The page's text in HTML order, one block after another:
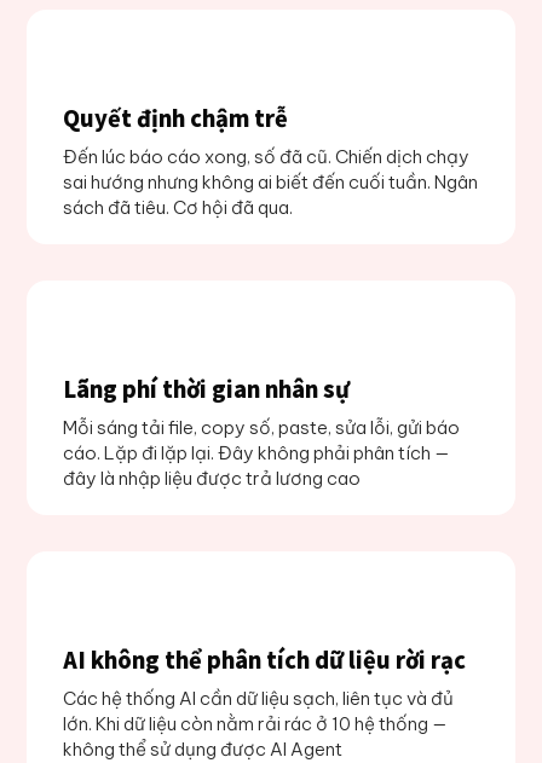
Quyết định chậm trễ
Đến lúc báo cáo xong, số đã cũ. Chiến dịch chạy
sai hướng nhưng không ai biết đến cuối tuần. Ngân
sách đã tiêu. Cơ hội đã qua.
Lãng phí thời gian nhân sự
Mỗi sáng tải file, copy số, paste, sửa lỗi, gửi báo
cáo. Lặp đi lặp lại. Đây không phải phân tích —
đây là nhập liệu được trả lương cao
AI không thể phân tích dữ liệu rời rạc
Các hệ thống AI cần dữ liệu sạch, liên tục và đủ
lớn. Khi dữ liệu còn nằm rải rác ở 10 hệ thống —
không thể sử dụng được AI Agent